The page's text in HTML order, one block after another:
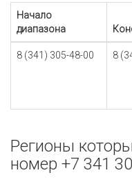
Начало
диапазона
8 (341) 305-48-00 8
Регионы
номер +7 341